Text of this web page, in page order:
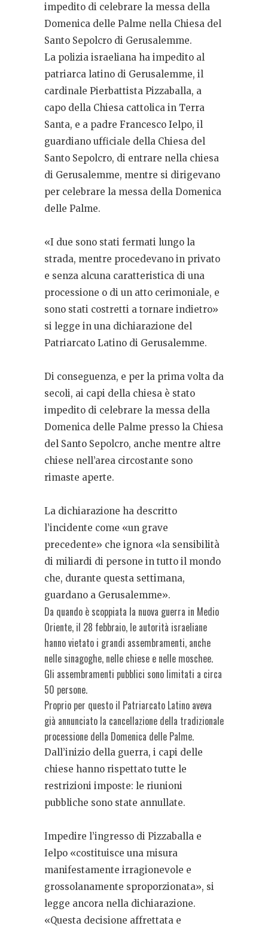
impedito di celebrare la messa della
Domenica delle Palme nella Chiesa del
Santo Sepolcro di Gerusalemme.
La polizia israeliana ha impedito al
patriarca latino di Gerusalemme, il
cardinale Pierbattista Pizzaballa, a
capo della Chiesa cattolica in Terra
Santa, e a padre Francesco Ielpo, il
guardiano ufficiale della Chiesa del
Santo Sepolcro, di entrare nella chiesa
di Gerusalemme, mentre si dirigevano
per celebrare la messa della Domenica
delle Palme.
«I due sono stati fermati lungo la
strada, mentre procedevano in privato
e senza alcuna caratteristica di una
processione o di un atto cerimoniale, e
sono stati costretti a tornare indietro»
si legge in una dichiarazione del
Patriarcato Latino di Gerusalemme.
Di conseguenza, e per la prima volta da
secoli, ai capi della chiesa è stato
impedito di celebrare la messa della
Domenica delle Palme presso la Chiesa
del Santo Sepolcro, anche mentre altre
chiese nell’area circostante sono
rimaste aperte.
La dichiarazione ha descritto
l’incidente come «un grave
precedente» che ignora «la sensibilità
di miliardi di persone in tutto il mondo
che, durante questa settimana,
guardano a Gerusalemme».
Da quando è scoppiata la nuova guerra in Medio
Oriente, il 28 febbraio, le autorità israeliane
hanno vietato i grandi assembramenti, anche
nelle sinagoghe, nelle chiese e nelle moschee.
Gli assembramenti pubblici sono limitati a circa
50 persone.
Proprio per questo il Patriarcato Latino aveva
già annunciato la cancellazione della tradizionale
processione della Domenica delle Palme.
Dall’inizio della guerra, i capi delle
chiese hanno rispettato tutte le
restrizioni imposte: le riunioni
pubbliche sono state annullate.
Impedire l’ingresso di Pizzaballa e
Ielpo «costituisce una misura
manifestamente irragionevole e
grossolanamente sproporzionata», si
legge ancora nella dichiarazione.
«Questa decisione affrettata e